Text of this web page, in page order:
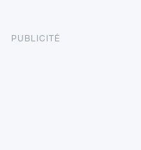
PUBLICITÉ